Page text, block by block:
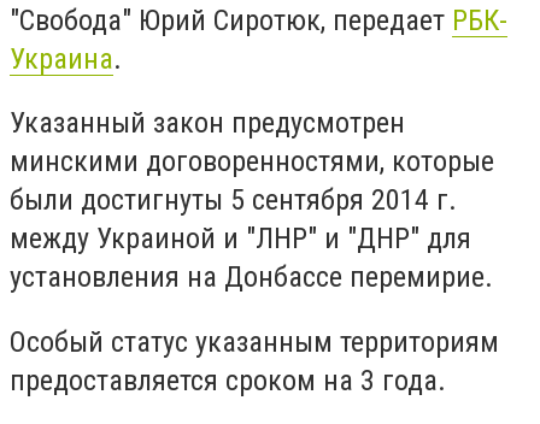
"Свобода" Юрий Сиротюк, передает РБК-
Украина.
Указанный закон предусмотрен
минскими договоренностями, которые
были достигнуты 5 сентября 2014 г.
между Украиной и "ЛНР" и "ДНР" для
установления на Донбассе перемирие.
Особый статус указанным территориям
предоставляется сроком на 3 года.